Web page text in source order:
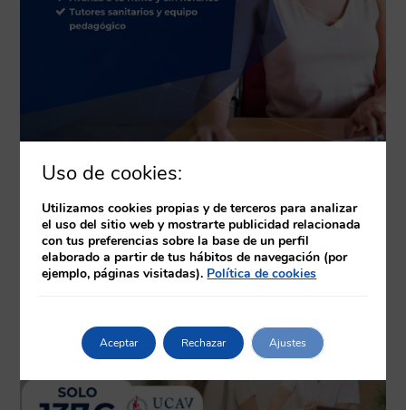
Productos relacionados
Uso de cookies:
Utilizamos cookies propias y de terceros para analizar
el uso del sitio web y mostrarte publicidad relacionada
con tus preferencias sobre la base de un perfil
elaborado a partir de tus hábitos de navegación (por
ejemplo, páginas visitadas). Política de cookies
Aceptar Rechazar Ajustes